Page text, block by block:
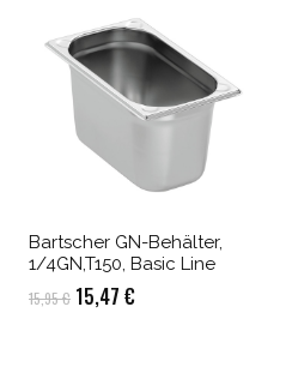
Bartscher GN-Behälter,
1/4GN,T150, Basic Line
15,95€ Ursprünglicher
15,47 €Aktueller